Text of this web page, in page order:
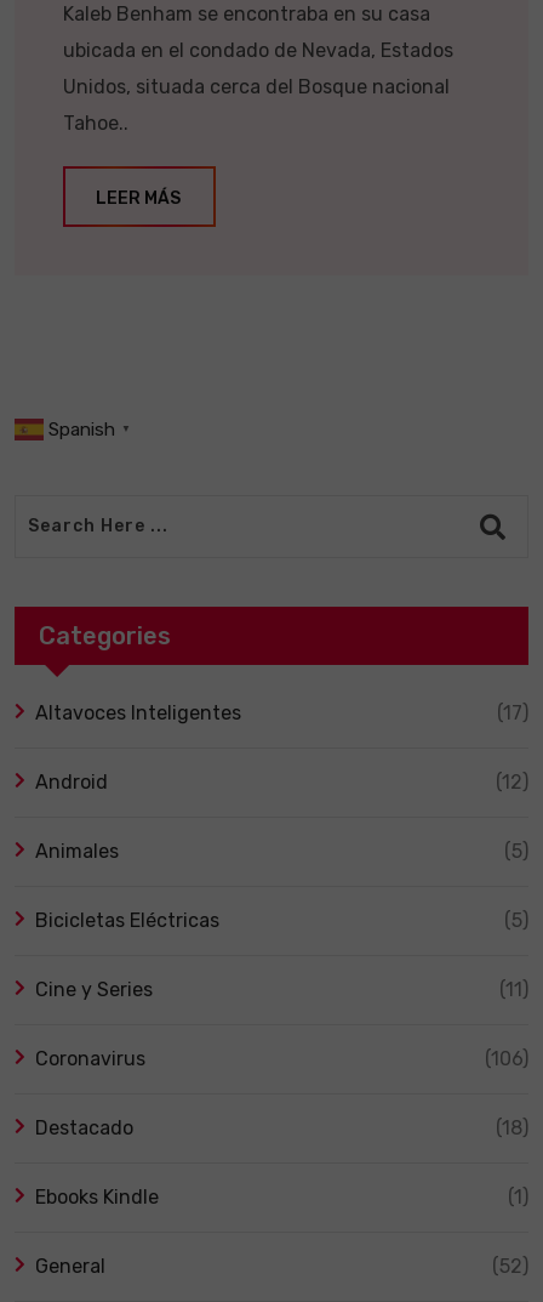
Kaleb Benham se encontraba en su casa
ubicada en el condado de Nevada, Estados
Unidos, situada cerca del Bosque nacional
Tahoe..
LEER MÁS
Spanish ▼
Categories
Altavoces Inteligentes (17)
Android (12)
Animales (5)
Bicicletas Eléctricas (5)
Cine y Series (11)
Coronavirus (106)
Destacado (18)
Ebooks Kindle (1)
General (52)